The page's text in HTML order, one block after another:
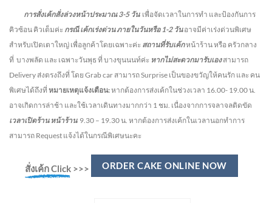
การสั่งเค้กสั่งล่วงหน้าประมาณ3-5 วัน เพื่อจัดเวลาในการทำ และป้องกันการ
คิวซ้อน คิวเต็มค่ะ กรณี เค้กเร่งด่วนภายในวันหรือ 1-2 วัน อาจมีค่าเร่งด่วนพิเศษ
สำหรับเปิดเตาใหญ่ เพื่อลูกค้าโดยเฉพาะค่ะ สถานที่รับเค้กหน้าร้าน หรือ ครัวกลาง
ที่ บางพลัด และ เฉพาะวันพุธ ที่ บางขุนนนท์ค่ะ หากไม่สะดวกมารับเองสามารถ
Delivery ส่งตรงถึงที่ โดย Grab car สามารถ Surprise เป็นของขวัญให้คนรัก และ คน
พิเศษได้ถึงที่ หมายเหตุแจ้งเตือน:หากต้องการส่งเค้กในช่วงเวลา 16.00- 19.00 น.
อาจเกิดการล่าช้า และใช้เวลาเดินทางมากกว่า 1 ชม. เนื่องจากการจลาจลติดขัด
เวลาเปิดร้าน หน้าร้าน 9.30 – 19.30 น. หากต้องการส่งเค้กในเวลานอกทำการ
สามารถ Request แจ้งได้ในกรณีพิเศษนะคะ
สั่งเค้ก Click>>> ORDER CAKE ONLINE NOW